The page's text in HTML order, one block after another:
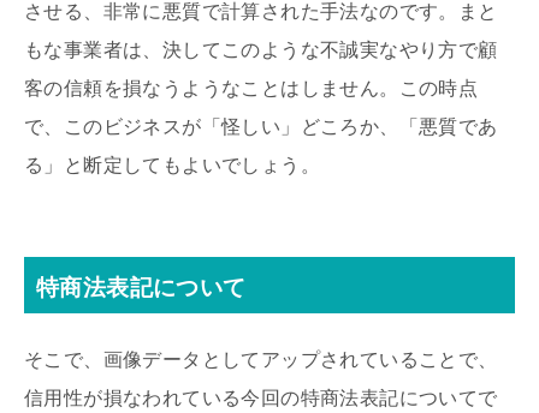
させる、非常に悪質で計算された手法なのです。まと
もな事業者は、決してこのような不誠実なやり方で顧
客の信頼を損なうようなことはしません。この時点
で、このビジネスが「怪しい」どころか、「悪質であ
る」と断定してもよいでしょう。
特商法表記について
そこで、画像データとしてアップされていることで、
信用性が損なわれている今回の特商法表記についてで